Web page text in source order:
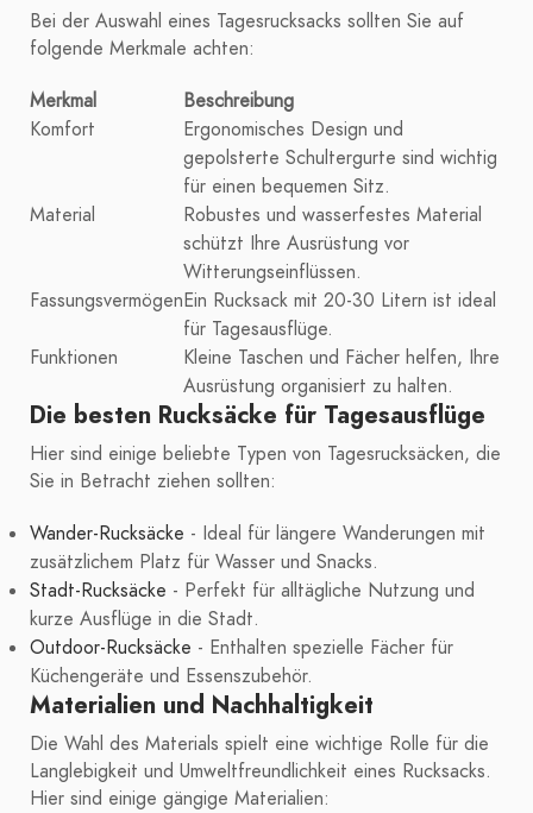
Bei der Auswahl eines Tagesrucksacks sollten Sie auf
folgende Merkmale achten:
Merkmal
Beschreibung
Komfort
Ergonomisches Design und
gepolsterte Schultergurte sind wichtig
für einen bequemen Sitz.
Material
Robustes und wasserfestes Material
schützt Ihre Ausrüstung vor
Witterungseinflüssen.
FassungsvermögenEin Rucksack mit 20-30 Litern ist ideal
für Tagesausflüge.
Funktionen
Kleine Taschen und Fächer helfen, Ihre
Ausrüstung organisiert zu halten.
Die besten Rucksäcke für Tagesausflüge
Hier sind einige beliebte Typen von Tagesrucksäcken, die
Sie in Betracht ziehen sollten:
Wander-Rucksäcke - Ideal für längere Wanderungen mit
zusätzlichem Platz für Wasser und Snacks.
Stadt-Rucksäcke - Perfekt für alltägliche Nutzung und
kurze Ausflüge in die Stadt.
Outdoor-Rucksäcke - Enthalten spezielle Fächer für
Küchengeräte und Essenszubehör.
Materialien und Nachhaltigkeit
Die Wahl des Materials spielt eine wichtige Rolle für die
Langlebigkeit und Umweltfreundlichkeit eines Rucksacks.
Hier sind einige gängige Materialien: